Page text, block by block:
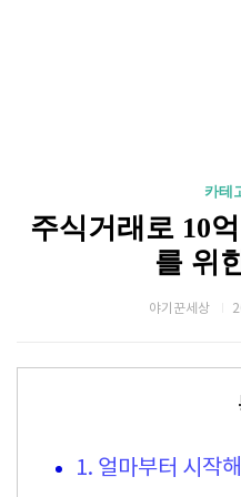
카테
주식거래로 10
를 위
야기꾼세상
1. 얼마부터 시작